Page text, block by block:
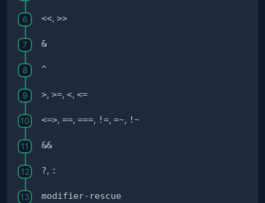
<<, >>
&
^
>, >=, <, <=
<=>, ==, ===, !=, =~, !~
&&
?, :
modifier-rescue